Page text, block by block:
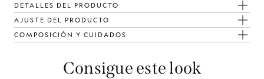
DETALLES DEL PRODUCTO
AJUSTE DEL PRODUCTO
COMPOSICIÓN Y CUIDADOS
Consigue este look